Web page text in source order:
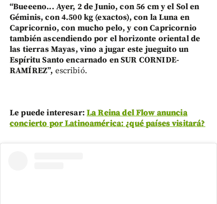
“Bueeeno... Ayer, 2 de Junio, con 56 cm y el Sol en
Géminis, con 4.500 kg (exactos), con la Luna en
Capricornio, con mucho pelo, y con Capricornio
también ascendiendo por el horizonte oriental de
las tierras Mayas, vino a jugar este jueguito un
Espíritu Santo encarnado en SUR CORNIDE-
RAMÍREZ”, escribió.
Le puede interesar: La Reina del Flow anuncia
concierto por Latinoamérica: ¿qué países visitará?